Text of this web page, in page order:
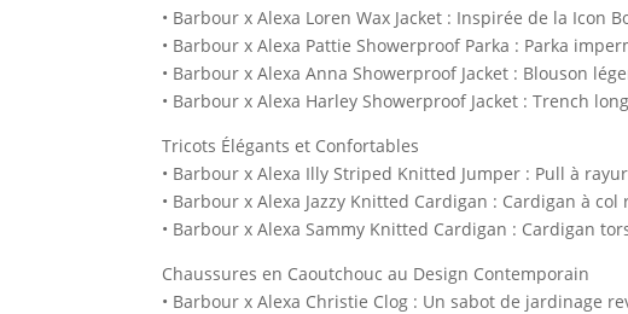
• Barbour x Alexa Loren Wax Jacket : Inspirée de la Icon
• Barbour x Alexa Pattie Showerproof Parka : Parka
• Barbour x Alexa Anna Showerproof Jacket : Blouson
• Barbour x Alexa Harley Showerproof Jacket : Trench
Tricots Élégants et Confortables
• Barbour x Alexa Illy Striped Knitted Jumper : Pull à
• Barbour x Alexa Jazzy Knitted Cardigan : Cardigan à
• Barbour x Alexa Sammy Knitted Cardigan : Cardigan
Chaussures en Caoutchouc au Design Contemporain
• Barbour x Alexa Christie Clog : Un sabot de jardinage